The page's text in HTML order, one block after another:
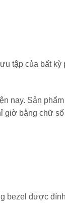
tập của bất kỳ
nay. Sản phẩm
giờ bằng chữ
bezel được